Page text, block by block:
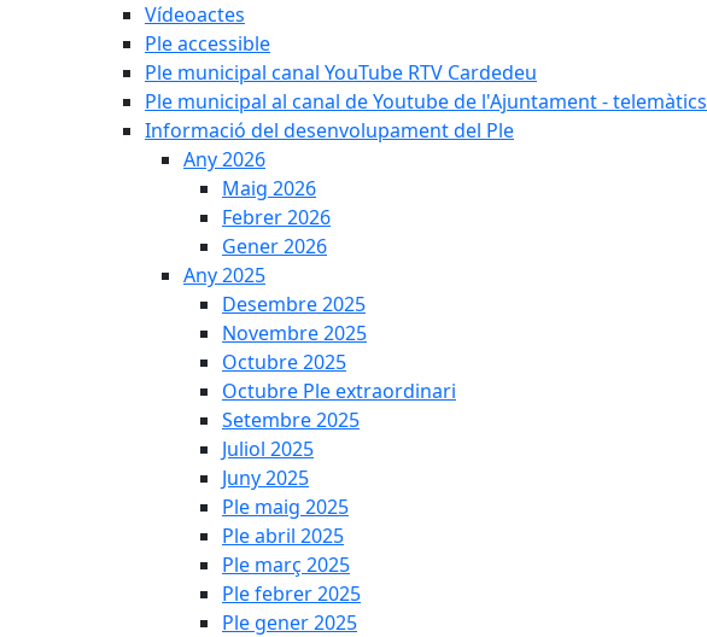
Vídeoactes
Ple accessible
Ple municipal canal YouTube RTV Cardedeu
Ple municipal al canal de Youtube de l'Ajuntament - telemàtics
Informació del desenvolupament del Ple
Any 2026
Maig 2026
Febrer 2026
Gener 2026
Any 2025
Desembre 2025
Novembre 2025
Octubre 2025
Octubre Ple extraordinari
Setembre 2025
Juliol 2025
Juny 2025
Ple maig 2025
Ple abril 2025
Ple març 2025
Ple febrer 2025
Ple gener 2025